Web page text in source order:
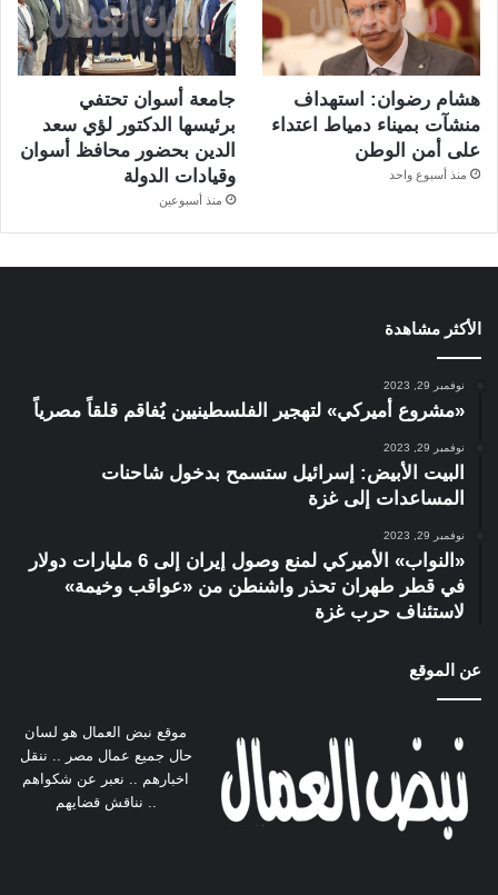
هشام رضوان: استهداف
منشآت بميناء دمياط اعتداء
على أمن الوطن
منذ أسبوع واحد
جامعة أسوان تحتفي
برئيسها الدكتور لؤي سعد
الدين بحضور محافظ أسوان
وقيادات الدولة
منذ أسبوعين
الأكثر مشاهدة
نوفمبر 29, 2023
«مشروع أميركي» لتهجير الفلسطينيين يُفاقم قلقاً مصرياً
نوفمبر 29, 2023
البيت الأبيض: إسرائيل ستسمح بدخول شاحنات
المساعدات إلى غزة
نوفمبر 29, 2023
«النواب» الأميركي لمنع وصول إيران إلى 6 مليارات دولار
في قطر طهران تحذر واشنطن من «عواقب وخيمة»
لاستئناف حرب غزة
عن الموقع
موقع نبض العمال هو لسان
حال جميع عمال مصر .. ننقل
اخبارهم .. نعبر عن شكواهم
.. نناقش قضايهم